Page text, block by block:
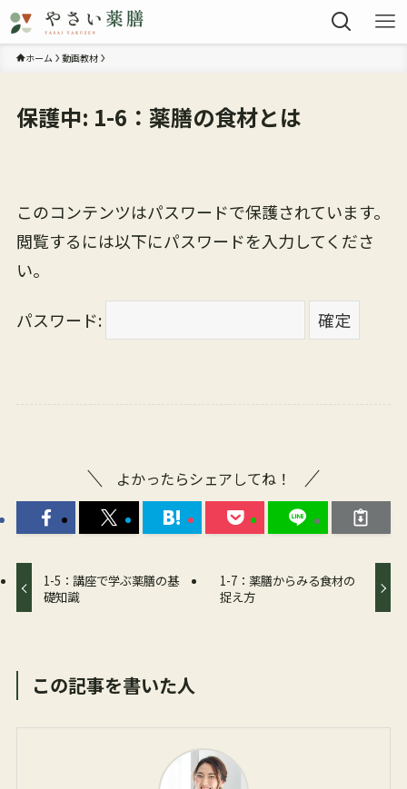
ホーム 動画教材
保護中: 1-6：薬膳の食材とは
このコンテンツはパスワードで保護されています。
閲覧するには以下にパスワードを入力してくださ
い。
パスワード:
よかったらシェアしてね！
1-5：講座で学ぶ薬膳の基
礎知識
1-7：薬膳からみる食材の
捉え方
この記事を書いた人